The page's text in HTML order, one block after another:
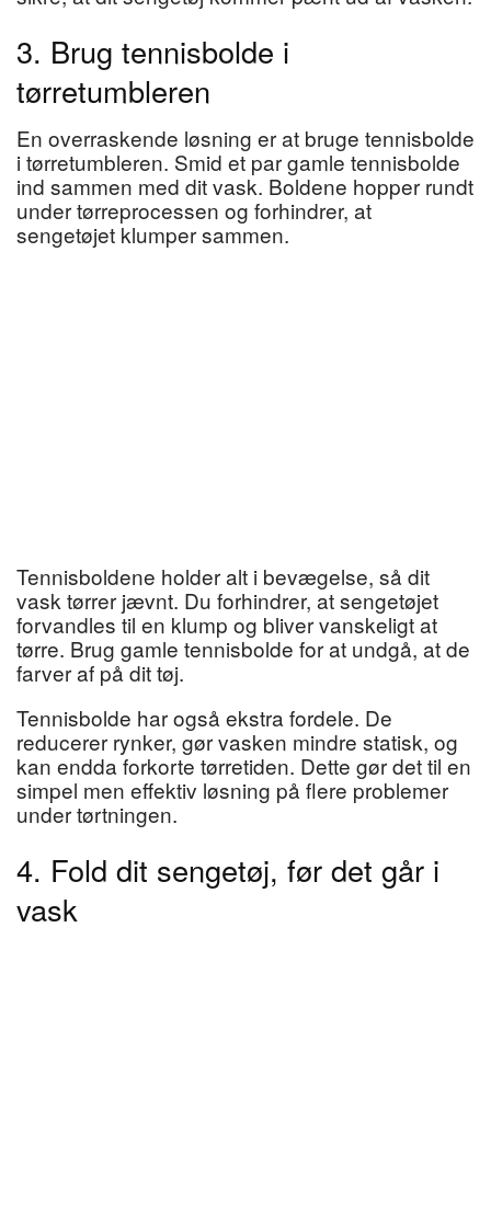
3. Brug tennisbolde i
tørretumbleren
En overraskende løsning er at bruge tennisbolde
i tørretumbleren. Smid et par gamle tennisbolde
ind sammen med dit vask. Boldene hopper rundt
under tørreprocessen og forhindrer, at
sengetøjet klumper sammen.
Tennisboldene holder alt i bevægelse, så dit
vask tørrer jævnt. Du forhindrer, at sengetøjet
forvandles til en klump og bliver vanskeligt at
tørre. Brug gamle tennisbolde for at undgå, at de
farver af på dit tøj.
Tennisbolde har også ekstra fordele. De
reducerer rynker, gør vasken mindre statisk, og
kan endda forkorte tørretiden. Dette gør det til en
simpel men effektiv løsning på flere problemer
under tørtningen.
4. Fold dit sengetøj, før det går i
vask